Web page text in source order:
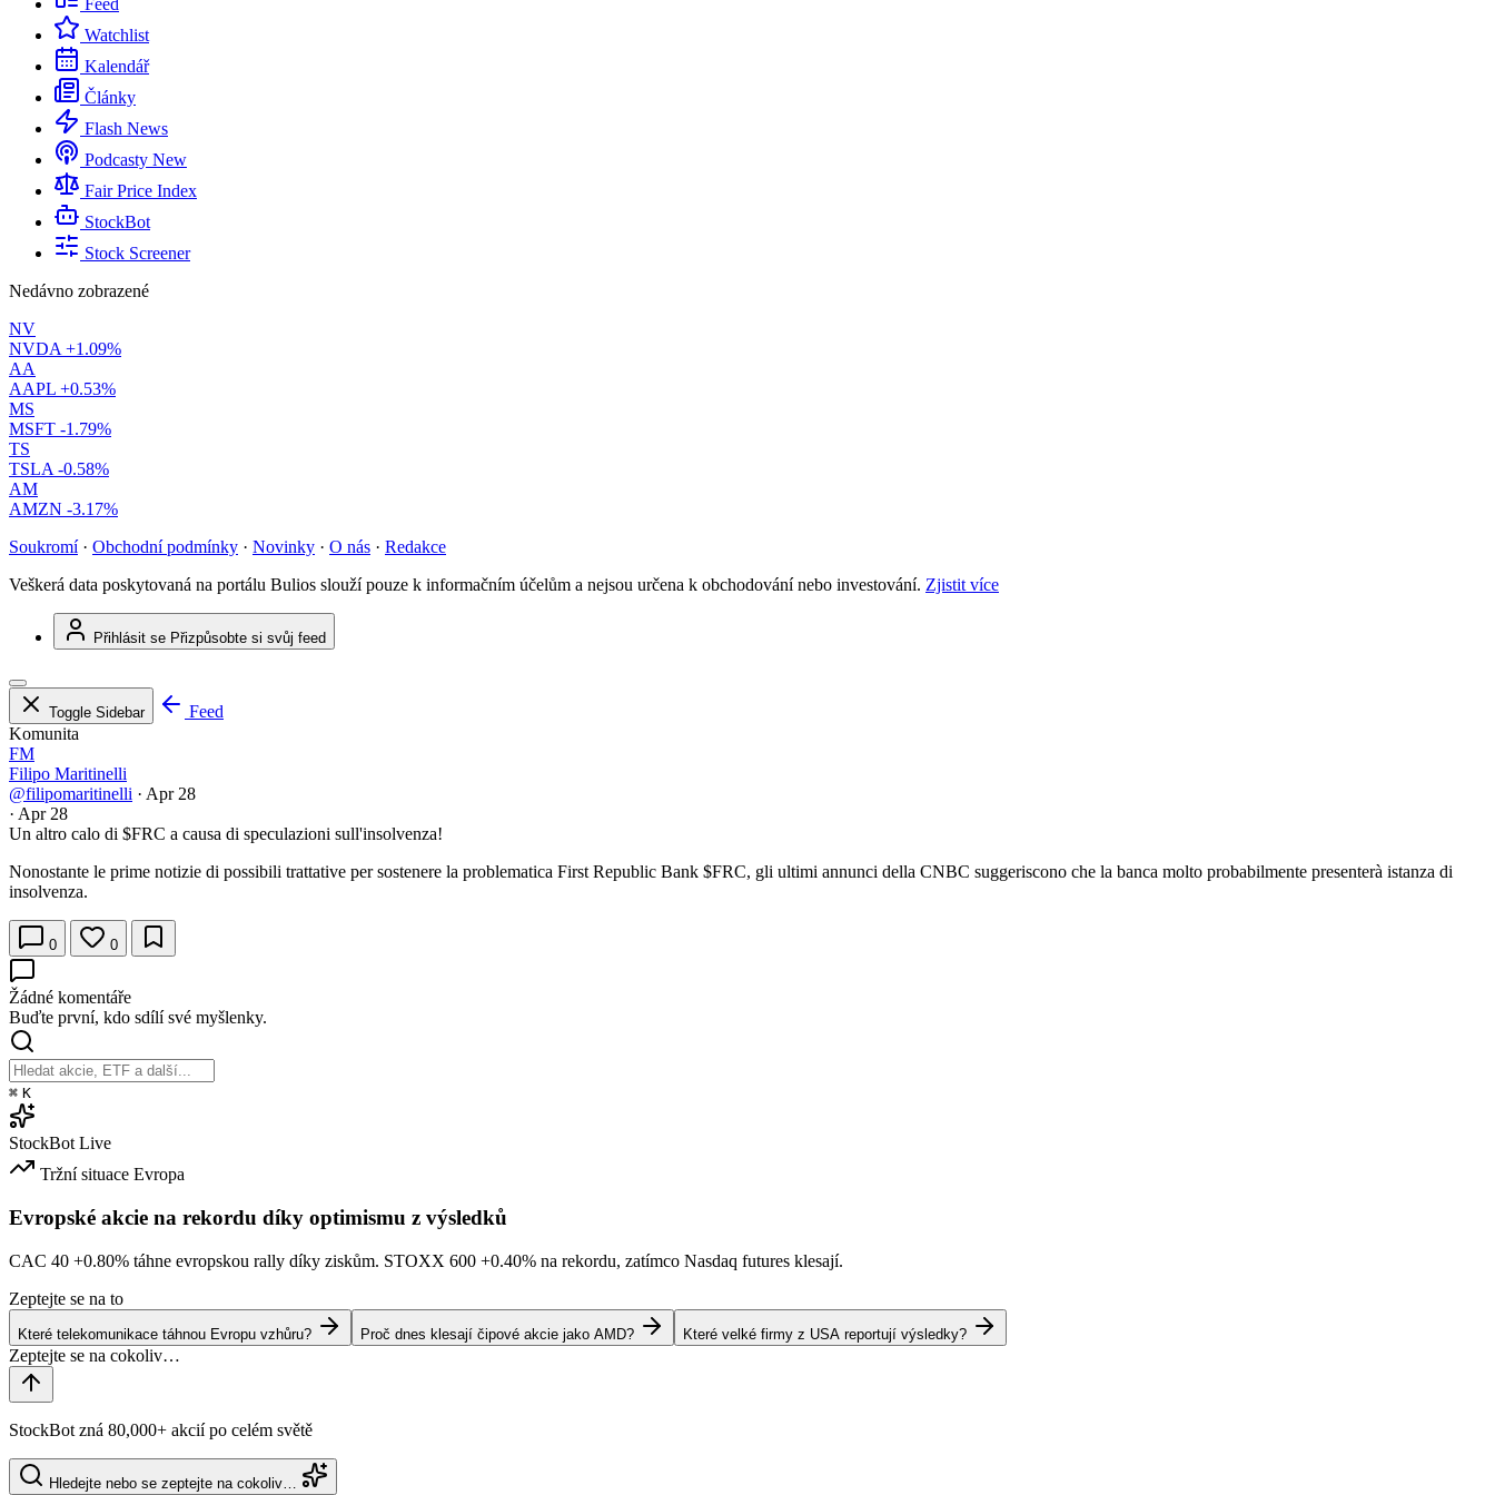
Feed
Watchlist
Kalendář
Články
Flash News
Podcasty New
Fair Price Index
StockBot
Stock Screener
Nedávno zobrazené
NV
NVDA +1.09%
AA
AAPL +0.53%
MS
MSFT -1.79%
TS
TSLA -0.58%
AM
AMZN -3.17%
Soukromí · Obchodní podmínky · Novinky · O nás · Redakce
Veškerá data poskytovaná na portálu Bulios slouží pouze k informačním účelům a nejsou určena k obchodování nebo investování. Zjistit více
Přihlásit se Přizpůsobte si svůj feed
Toggle Sidebar
Feed
Komunita
FM
Filipo Maritinelli
@filipomaritinelli · Apr 28
· Apr 28
Un altro calo di $FRC a causa di speculazioni sull'insolvenza!
Nonostante le prime notizie di possibili trattative per sostenere la problematica First Republic Bank $FRC, gli ultimi annunci della CNBC suggeriscono che la banca molto probabilmente presenterà istanza di
insolvenza.
0 0
Žádné komentáře
Buďte první, kdo sdílí své myšlenky.
⌘ K
StockBot Live
Tržní situace Evropa
Evropské akcie na rekordu díky optimismu z výsledků
CAC 40 +0.80% táhne evropskou rally díky ziskům. STOXX 600 +0.40% na rekordu, zatímco Nasdaq futures klesají.
Zeptejte se na to
Které telekomunikace táhnou Evropu vzhůru? Proč dnes klesají čipové akcie jako AMD? Které velké firmy z USA reportují výsledky?
StockBot zná 80,000+ akcií po celém světě
Hledejte nebo se zeptejte na cokoliv…